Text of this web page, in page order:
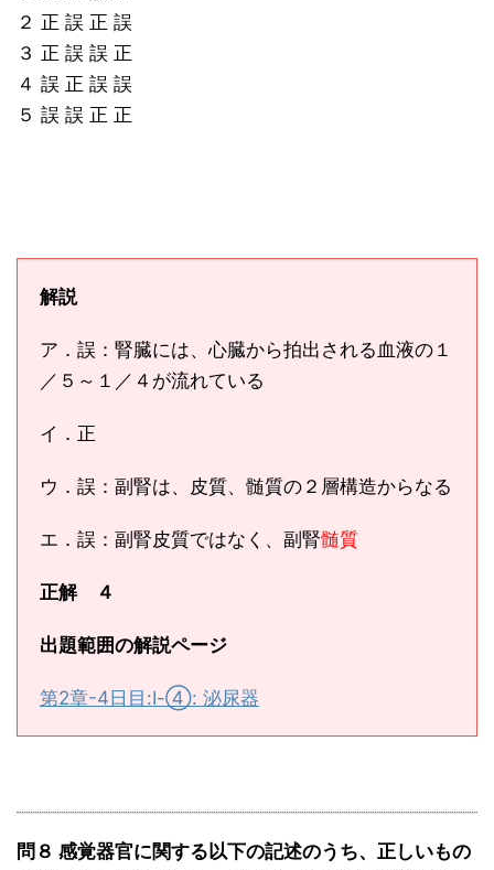
２ 正 誤 正 誤
３ 正 誤 誤 正
４ 誤 正 誤 誤
５ 誤 誤 正 正
解説
ア．誤：腎臓には、心臓から拍出される血液の１
／５～１／４が流れている
イ．正
ウ．誤：副腎は、皮質、髄質の２層構造からなる
エ．誤：副腎皮質ではなく、副腎髄質
正解 ４
出題範囲の解説ページ
第2章-4日目:Ⅰ-④: 泌尿器
問８ 感覚器官に関する以下の記述のうち、正しいもの